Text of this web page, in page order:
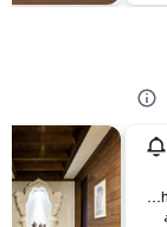
135/9 Charoenprathet Road, شيانج ماي, تايلاند